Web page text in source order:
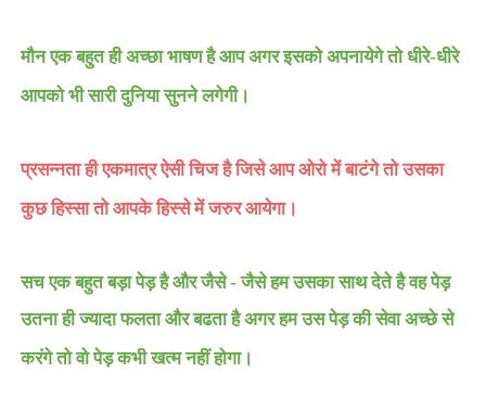
मौन एक बहुत ही अच्छा भाषण है आप अगर इसको अपनायेगे तो धीरे-धीरे
आपको भी सारी दुनिया सुनने लगेगी।
प्रसन्नता ही एकमात्र ऐसी चिज है जिसे आप ओरो में बाटंगे तो उसका
कुछ हिस्सा तो आपके हिस्से में जरुर आयेगा।
सच एक बहुत बड़ा पेड़ है और जैसे - जैसे हम उसका साथ देते है वह पेड़
उतना ही ज्यादा फलता और बढता है अगर हम उस पेड़ की सेवा अच्छे से
करंगे तो वो पेड़ कभी खत्म नहीं होगा।